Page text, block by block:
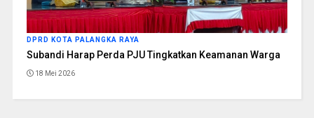
DPRD KOTA PALANGKA RAYA
Subandi Harap Perda PJU Tingkatkan Keamanan Warga
18 Mei 2026